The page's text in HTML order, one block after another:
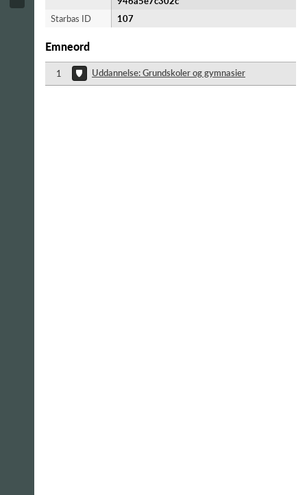
Starbas ID
107
Emneord
1 Uddannelse: Grundskoler og gymnasier